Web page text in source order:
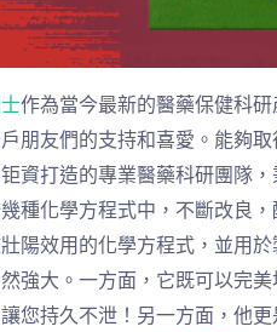
作為當今最新的醫藥保健科
朋友們的支持和喜愛。能夠
資打造的專業醫藥科研團隊
種化學方程式中，不斷改良
陽效用的化學方程式，並用於
強大。一方面，它既可以完
您持久不泄！另一方面，他